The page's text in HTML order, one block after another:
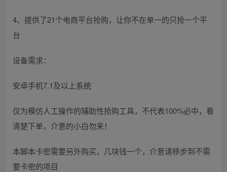
4、提供了21个电商平台抢购，让你不在单一的只抢一个平
台
设备需求：
安卓手机7.1及以上系统
仅为模仿人工操作的辅助性抢购工具，不代表100%必中，看
清楚下单，介意的小白勿来！
本脚本卡密需要另外购买，几块钱一个，介意请移步到不需
要卡密的项目